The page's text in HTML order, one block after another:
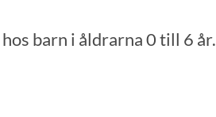
barn i åldrarna 0 till 6 år.